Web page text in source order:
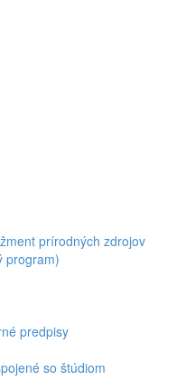
prírodných zdrojov
program)
predpisy
so štúdiom